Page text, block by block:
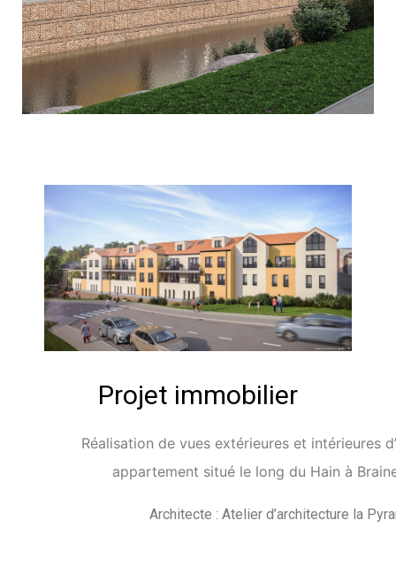
Projet immobilier
Réalisation de vues extérieures et intérieures
appartement situé le long du Hain à
Architecte : Atelier d’architecture la